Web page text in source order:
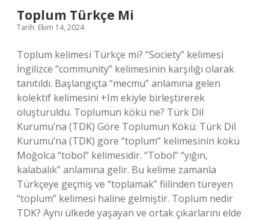
Toplum Türkçe Mi
Tarih: Ekim 14, 2024
Toplum kelimesi Türkçe mi? “Society” kelimesi
İngilizce “community” kelimesinin karşılığı olarak
tanıtıldı. Başlangıçta “mecmu” anlamına gelen
kolektif kelimesini +Im ekiyle birleştirerek
oluşturuldu. Toplumun kökü ne? Türk Dil
Kurumu’na (TDK) Göre Toplumun Kökü: Türk Dil
Kurumu’na (TDK) göre “toplum” kelimesinin kökü
Moğolca “tobol” kelimesidir. “Tobol” “yığın,
kalabalık” anlamına gelir. Bu kelime zamanla
Türkçeye geçmiş ve “toplamak” fiilinden türeyen
“toplum” kelimesi haline gelmiştir. Toplum nedir
TDK? Aynı ülkede yaşayan ve ortak çıkarlarını elde